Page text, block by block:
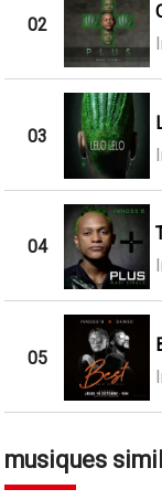
02
03
04
05
musiques